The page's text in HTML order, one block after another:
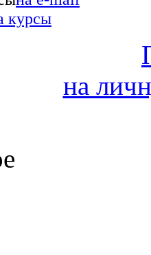
курсы
на